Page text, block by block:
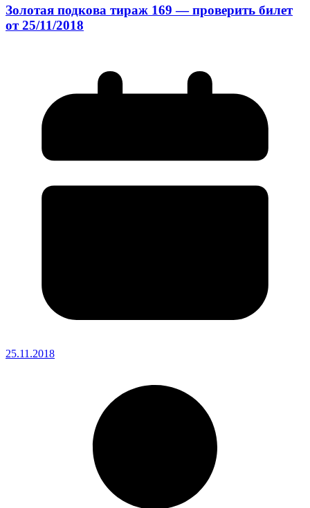
Золотая подкова тираж 169 — проверить билет
от 25/11/2018
25.11.2018